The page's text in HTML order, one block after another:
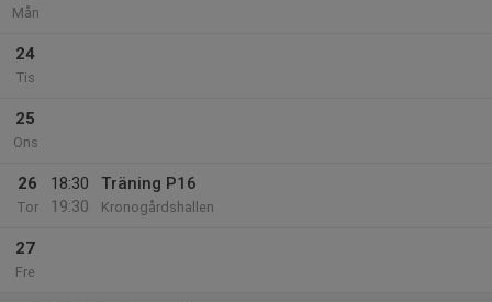
Mån
24
Tis
25
Ons
26
Tor
18:30
19:30
Träning P16
Kronogårdshallen
27
Fre